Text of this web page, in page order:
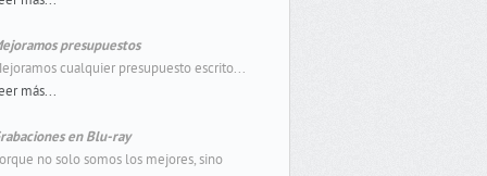
presupuestos
cualquier presupuesto escrito...
más...
en Blu-ray
no solo somos los mejores, sino